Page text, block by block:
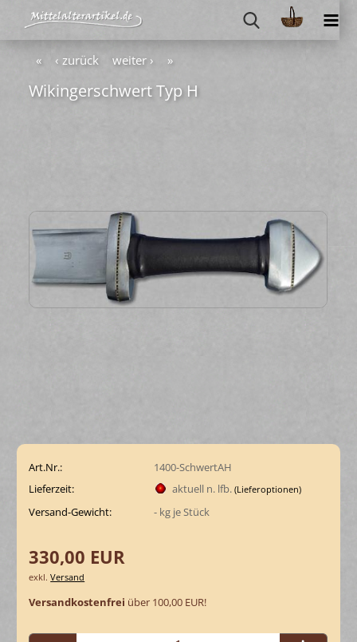
« ‹ zurück weiter › »
Wi­kin­ger­schwert Typ H
Art.Nr.:
1400-SchwertAH
Lieferzeit:
aktuell n. lfb. (Lieferoptionen)
Versand-Gewicht: -kg je Stück
330,00 EUR
exkl.Versand
Versandkostenfrei über 100,00 EUR!